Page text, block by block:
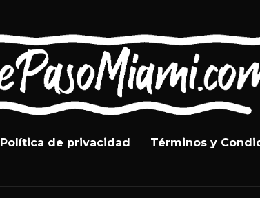
Política de privacidad Términos y